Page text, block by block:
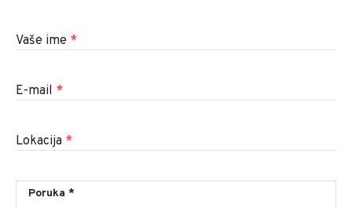
Vaše ime *
E-mail *
Lokacija *